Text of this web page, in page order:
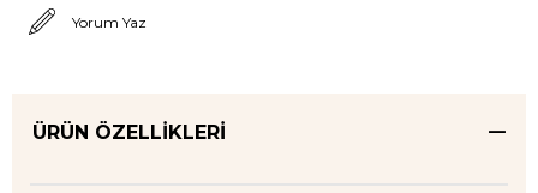
Yorum Yaz
ÜRÜN ÖZELLIKLERI